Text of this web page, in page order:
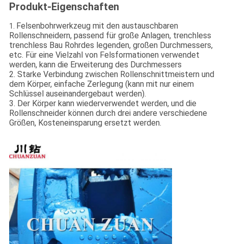
Produkt-Eigenschaften
1. Felsenbohrwerkzeug mit den austauschbaren
Rollenschneidern, passend für große Anlagen, trenchless
trenchless Bau Rohrdes legenden, großen Durchmessers,
etc. Für eine Vielzahl von Felsformationen verwendet
werden, kann die Erweiterung des Durchmessers
2. Starke Verbindung zwischen Rollenschnittmeistern und
dem Körper, einfache Zerlegung (kann mit nur einem
Schlüssel auseinandergebaut werden).
3. Der Körper kann wiederverwendet werden, und die
Rollenschneider können durch drei andere verschiedene
Größen, Kosteneinsparung ersetzt werden.